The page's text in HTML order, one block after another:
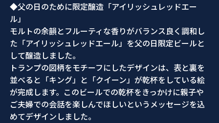
◆父の日のために限定醸造「アイリッシュレッドエー
ル」
モルトの余韻とフルーティな香りがバランス良く調和し
た「アイリッシュレッドエール」 を父の日限定ビールと
して醸造しました。
トランプの図柄をモチーフにしたデザインは、表と裏を
並べると「キング」と「クイーン」が乾杯をしている絵
が完成します。 このビールでの乾杯をきっかけに親子や
ご夫婦での会話を楽しんでほしいというメッセージを込
めてデザインしました。